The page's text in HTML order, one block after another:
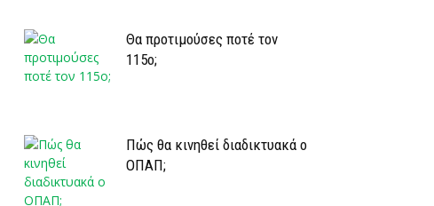
Θα προτιμούσες ποτέ τον
115ο;
Πώς θα κινηθεί διαδικτυακά ο
ΟΠΑΠ;